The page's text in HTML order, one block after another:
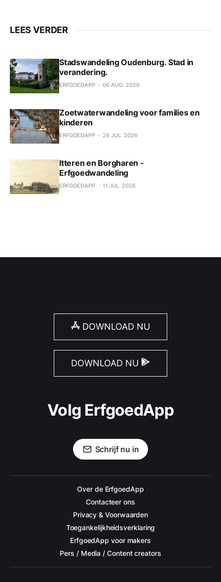
LEES VERDER
Stadswandeling Oudenburg. Stad in
verandering.
ERFGOEDAPP 06 AUG. 2026
Zoetwaterwandeling voor families en
kinderen
ERFGOEDAPP 28 JUL. 2026
Itteren en Borgharen -
Erfgoedwandeling
ERFGOEDAPP 11 JUL. 2026
DOWNLOAD NU
DOWNLOAD NU
Volg ErfgoedApp
Schrijf nu in
Over de ErfgoedApp
Contacteer ons
Privacy & Voorwaarden
Toegankelijkheidsverklaring
ErfgoedApp voor makers
Pers / Media / Content creators